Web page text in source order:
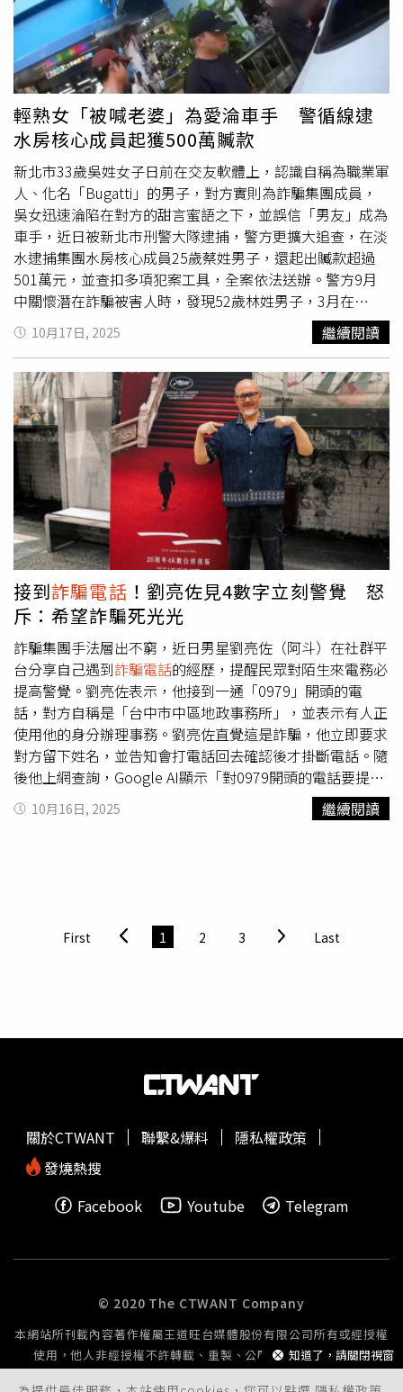
業。Q2：領取普發現金1萬元，要預繳保證金或手續費？
A2：民眾無須繳交任何保證金或手續費，請牢記「只要領
錢，不要轉錢」的口號。Q3：遇到公家機關的人員或接到
公家機關來電，說要協助領取普發金？A3：可自行上網搜尋
該公務機關的電話，亦可撥打165反 詐騙電話
，或打110由
警察機關協助查證。千萬不要撥打對方提供的電話號碼，或
用回撥電話的方式進行查證。查證之前，不要將任何個人資
訊、證件、金融帳戶、提款卡、印章、現金提供給對方，也
不要依照對方的指示行動。Q4：遇到檢調單位人員說我的
帳戶有問題，無法領取普發現金，或說我盜領、誤領別人1
萬元怎麼辦？A4：立刻撥打165反詐騙電話，或打110由警
察機關協助查證。若對方以「偵查不公開」為由，要您不可
撥打165、110或告訴別人，極有可能是遇到了詐欺集團。
Q5：領取普發1萬元需要操作ATM或網路銀行？A5：不用。
任何公務員或銀行人員都不會用電話要求您操作網路銀行或
ATM輸入資料。詐欺集團常用輸入編號或確認資料等藉口，
讓您在轉帳的畫面輸入數字，只要對方要求您依照指示操作
ATM或網路銀行，請務必要提高警覺，並立即撥打165或
110報警。Q6：要如何協助親朋好友避免受騙上當？首要之
務為查證，請告訴親朋好友，收到普發現金相關訊息或來
電，一定要先撥打165或110查證。針對家中長者，告知勿
聽信來源不明假消息、勿隨意點開簡訊所附短網頁連結，對
於不明來訪者提高警覺，更不可任意出示或交付銀行存摺、
印章等個人資料。平時亦可多傳送政府官方網頁所製作之普
發現金程序懶人包或簡單易懂宣傳影片供長輩參考。Q7：
政府是否鼓勵民眾用這筆錢參加投資？A7：發放1萬元現金
目的在於減輕國人因全球經濟變局所受影響，協助民生支出
與國內經濟穩定，政府並未鼓勵民眾進行任何投資計畫，如
何運用屬於個人自由。但詐騙集團多以「高報酬、零風險、
快速獲利」為號召，若遇可疑投資邀約，請撥打165反詐騙
專線查證。Q8：普發現金疑似遭冒領怎麼辦？A8：請民眾
前往鄰近派出所報案（須當面受理，無法接受110電話報
案），民眾取得警方受理案件證明單後，致電1988並提供
證明單單號。Q9：「https://pro.10000.gov.tw」是詐騙網
頁嗎？A9：不是，本次普發現金分別建置普發現金登記網站
（https://10000.gov.tw）及宣導網站
（https://pro.10000.gov.tw），避免民眾上網登記領取時
造成網路壅塞，達到分流目的。兩個網站可相互連結，民眾
輕熟女「被喊老婆」為愛淪車手 警循線逮
水房核心成員起獲500萬贓款
新北市33歲吳姓女子日前在交友軟體上，認識自稱為職業軍
人、化名「Bugatti」的男子，對方實則為詐騙集團成員，
吳女迅速淪陷在對方的甜言蜜語之下，並誤信「男友」成為
車手，近日被新北市刑警大隊逮捕，警方更擴大追查，在淡
水逮捕集團水房核心成員25歲蔡姓男子，還起出贓款超過
501萬元，並查扣多項犯案工具，全案依法送辦。警方9月
中關懷潛在詐騙被害人時，發現52歲林姓男子，3月在
Facebook看到聲稱掌握「內線明牌」的投資廣告，誤信後
加入投資群組，先後被詐金額高達900多萬元。而林男雖未
現被害人準備再投入150萬元「加碼投資」，警方於是將計
就計，立刻計畫攔阻，成功於逮捕前來取款的吳姓車手，並
查扣假證件、手機、收據等證物。警方調查，吳女於6月間
透過交友軟體「Tinder」認識自稱為職業軍人、化名
「Bugatti」的男子，對方天天甜言蜜語、噓寒問暖，讓吳
女深陷情網，對方還會稱她為「老婆」，讓吳女對其言聽計
從。「Bugatti」以「賺外快、高抽成」為由，說服她擔任
投資公司的「外務人員」，每日可賺取4000至6000元，甚
至每次完成取款還會受到對方的「獎勵與鼓勵」，讓她完全
陷入詐團圈套，直到被警方當場查獲才驚覺這場戀情是一場
騙局。警方擴大溯源追查，經長期蒐證鎖定水房核心成員蔡
姓男子，報請臺灣臺北地方檢察署檢察官指揮偵辦，於新北
市淡水區查獲蔡男到案，現場並查扣贓款500餘萬；經查蔡
男於收取車手層層交收製造斷點的詐騙款項後，再以購買虛
擬貨幣之方式進行洗錢，以掩飾贓款之來源、去向，警方將
擴大追查款項來源，加速贓款返回被害人。刑警大隊長黃國
師表示，民眾投資或交友應透過合法管道，合法投資一定有
風險，凡聲稱「內線」、「明牌」、「零風險」等話術，都
應立即提高警覺，以免落入詐欺集團假投資陷阱，如接獲疑
似
或訊息，可撥打警政署 165 反詐騙諮詢專線進
行查證。
10月17日, 2025 繼續閱讀
接到詐騙電話 ！劉亮佐見4數字立刻警覺 怒
斥：希望詐騙死光光
詐騙集團手法層出不窮，近日男星劉亮佐（阿斗）在社群平
台分享自己遇到詐騙電話的經歷，提醒民眾對陌生來電務必
提高警覺。劉亮佐表示，他接到一通「0979」開頭的電
話，對方自稱是「台中市中區地政事務所」，並表示有人正
使用他的身分辦理事務。劉亮佐直覺這是詐騙，他立即要求
對方留下姓名，並告知會打電話回去確認後才掛斷電話。隨
後他上網查詢，Google AI顯示「對0979開頭的電話要提高
警覺」，證實了他的懷疑。不過劉亮佐也提醒，詐騙電話不
只限於「0979」開頭，民眾應提醒家中長輩及親友對陌生
騙。對此，他在文末直言：「真心希望全世界的詐騙集團通
通死光光！」貼文曝光後也引起網友熱議，不少人紛紛留言
的AI怎麼了！？」
10月16日, 2025 繼續閱讀
First 1 2 3 Last
知道了，請關閉視窗
關於CTWANT 聯繫&爆料
隱私權政策
發燒熱搜
Facebook
Youtube Telegram
© 2020 The CTWANT Company
本網站所刊載內容著作權屬王道旺台媒體股份有限公司所有或經授權
使用，他人非經授權不許轉載、重製、公開播送或公開傳輸。